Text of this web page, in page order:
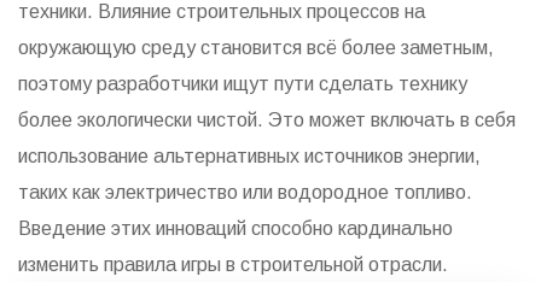
техники. Влияние строительных процессов на
окружающую среду становится всё более заметным,
поэтому разработчики ищут пути сделать технику
более экологически чистой. Это может включать в себя
использование альтернативных источников энергии,
таких как электричество или водородное топливо.
Введение этих инноваций способно кардинально
изменить правила игры в строительной отрасли.